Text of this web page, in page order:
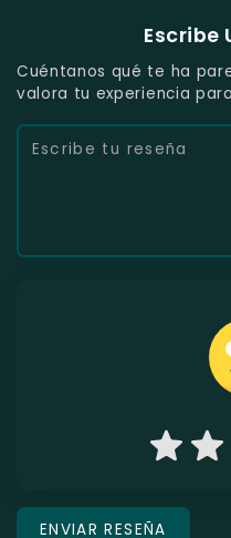
Escribe
Cuéntanos qué te ha
valora tu experiencia